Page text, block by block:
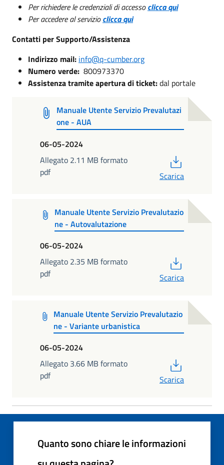
Per richiedere le credenziali di accessoclicca qui
Per accedere al servizioclicca qui
Contatti per Supporto/Assistenza
Indirizzo mail: info@q-cumber.org
Numero verde: 800973370
Assistenza tramite apertura di ticket:dal portale
Manuale Utente Servizio Prevalutazi
one - AUA
06-05-2024
Allegato 2.11 MB formato
pdf
Scarica
Manuale Utente Servizio Prevalutazio
ne - Autovalutazione
06-05-2024
Allegato 2.35 MB formato
pdf
Scarica
Manuale Utente Servizio Prevalutazio
ne - Variante urbanistica
06-05-2024
Allegato 3.66 MB formato
pdf
Scarica
Quanto sono chiare le informazioni